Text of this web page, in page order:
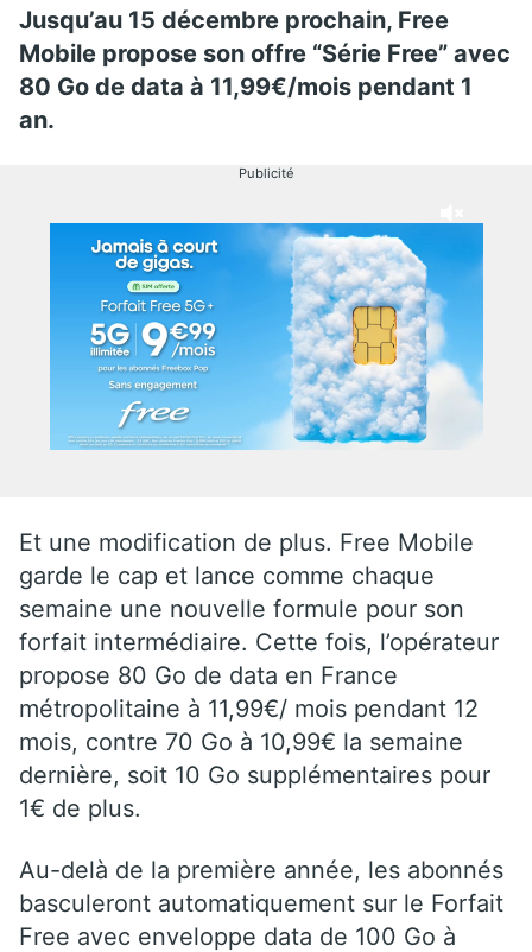
Jusqu’au 15 décembre prochain, Free
Mobile propose son offre “Série Free” avec
80 Go de data à 11,99€/mois pendant 1
an.
Publicité
Et une modification de plus. Free Mobile
garde le cap et lance comme chaque
semaine une nouvelle formule pour son
forfait intermédiaire. Cette fois, l’opérateur
propose 80 Go de data en France
métropolitaine à 11,99€/ mois pendant 12
mois, contre 70 Go à 10,99€ la semaine
dernière, soit 10 Go supplémentaires pour
1€ de plus.
Au-delà de la première année, les abonnés
basculeront automatiquement sur le Forfait
Free avec enveloppe data de 100 Go à